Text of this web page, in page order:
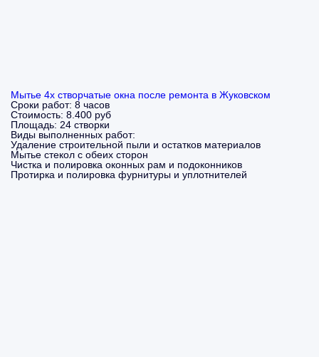
Мытье 4х створчатые окна после ремонта в Жуковском
Сроки работ: 8 часов
Стоимость: 8.400 руб
Площадь: 24 створки
Виды выполненных работ:
Удаление строительной пыли и остатков материалов
Мытье стекол с обеих сторон
Чистка и полировка оконных рам и подоконников
Протирка и полировка фурнитуры и уплотнителей